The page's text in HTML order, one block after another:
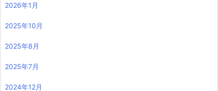
2026年1月
2025年10月
2025年8月
2025年7月
2024年12月